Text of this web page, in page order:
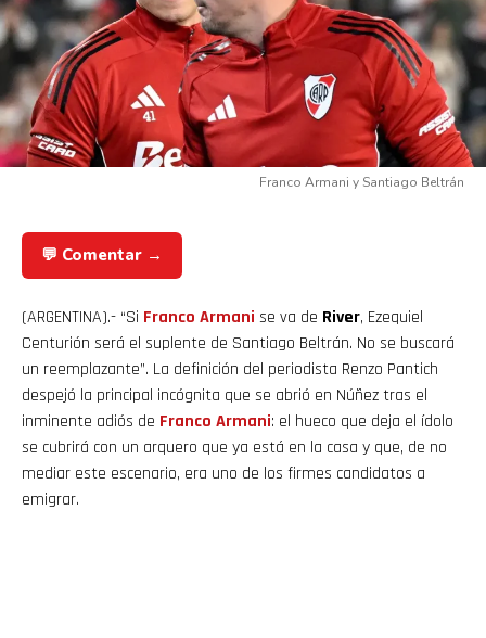
Franco Armani y Santiago Beltrán
💬 Comentar →
(ARGENTINA).- “Si Franco Armani se va de River, Ezequiel
Centurión será el suplente de Santiago Beltrán. No se buscará
un reemplazante”. La definición del periodista Renzo Pantich
despejó la principal incógnita que se abrió en Núñez tras el
inminente adiós de Franco Armani: el hueco que deja el ídolo
se cubrirá con un arquero que ya está en la casa y que, de no
mediar este escenario, era uno de los firmes candidatos a
emigrar.